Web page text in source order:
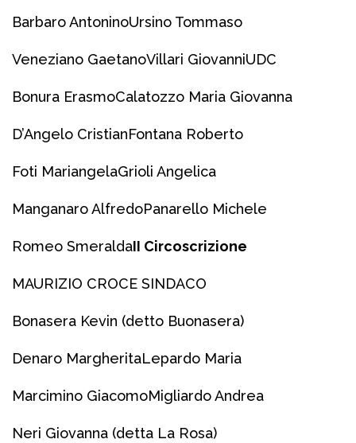
Barbaro AntoninoUrsino Tommaso
Veneziano GaetanoVillari GiovanniUDC
Bonura ErasmoCalatozzo Maria Giovanna
D’Angelo CristianFontana Roberto
Foti MariangelaGrioli Angelica
Manganaro AlfredoPanarello Michele
Romeo SmeraldaII Circoscrizione
MAURIZIO CROCE SINDACO
Bonasera Kevin (detto Buonasera)
Denaro MargheritaLepardo Maria
Marcimino GiacomoMigliardo Andrea
Neri Giovanna (detta La Rosa)